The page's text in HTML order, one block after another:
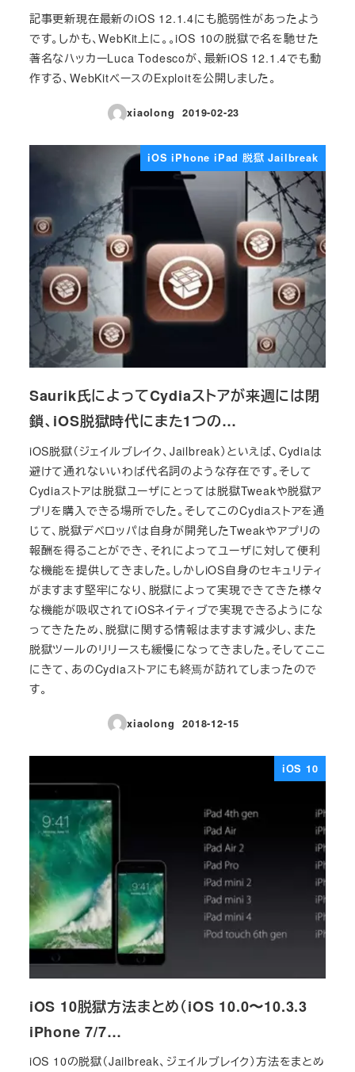
記事更新現在最新のiOS 12.1.4にも脆弱性があったよう
です。しかも、WebKit上に。。iOS 10の脱獄で名を馳せた
著名なハッカーLuca Todescoが、最新iOS 12.1.4でも動
作する、WebKitベースのExploitを公開しました。
xiaolong
投稿日
2019-02-23
iOS iPhone iPad 脱獄 Jailbreak
Saurik氏によってCydiaストアが来週には閉
鎖、iOS脱獄時代にまた1つの…
iOS脱獄（ジェイルブレイク、Jailbreak）といえば、Cydiaは
避けて通れないいわば代名詞のような存在です。そして
Cydiaストアは脱獄ユーザにとっては脱獄Tweakや脱獄ア
プリを購入できる場所でした。そしてこのCydiaストアを通
じて、脱獄デベロッパは自身が開発したTweakやアプリの
報酬を得ることができ、それによってユーザに対して便利
な機能を提供してきました。しかしiOS自身のセキュリティ
がますます堅牢になり、脱獄によって実現できてきた様々
な機能が吸収されてiOSネイティブで実現できるようにな
ってきたため、脱獄に関する情報はますます減少し、また
脱獄ツールのリリースも緩慢になってきました。そしてここ
にきて、あのCydiaストアにも終焉が訪れてしまったので
す。
xiaolong
投稿日
2018-12-15
iOS 10
iOS 10脱獄方法まとめ（iOS 10.0〜10.3.3
iPhone 7/7…
iOS 10の脱獄（Jailbreak、ジェイルブレイク）方法をまとめ